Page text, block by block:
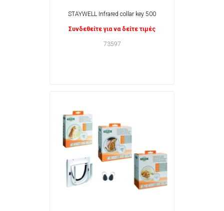
STAYWELL Infrared collar key 500
Συνδεθείτε για να δείτε τιμές
73597